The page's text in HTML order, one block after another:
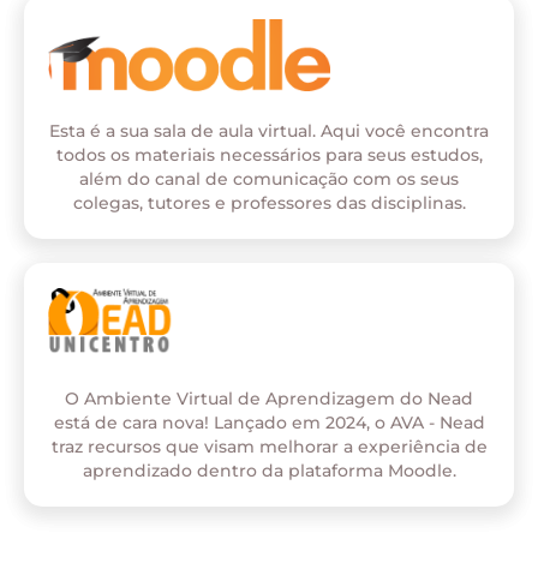
Esta é a sua sala de aula virtual. Aqui você encontra
todos os materiais necessários para seus estudos,
além do canal de comunicação com os seus
colegas, tutores e professores das disciplinas.
O Ambiente Virtual de Aprendizagem do Nead
está de cara nova! Lançado em 2024, o AVA - Nead
traz recursos que visam melhorar a experiência de
aprendizado dentro da plataforma Moodle.